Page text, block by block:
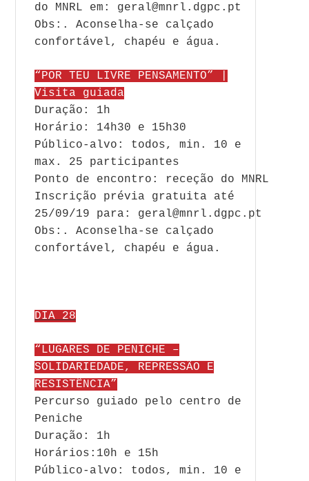
do MNRL em: geral@mnrl.dgpc.pt
Obs:. Aconselha-se calçado
confortável, chapéu e água.
“POR TEU LIVRE PENSAMENTO” |
Visita guiada
Duração: 1h
Horário: 14h30 e 15h30
Público-alvo: todos, min. 10 e
max. 25 participantes
Ponto de encontro: receção do MNRL
Inscrição prévia gratuita até
25/09/19 para: geral@mnrl.dgpc.pt
Obs:. Aconselha-se calçado
confortável, chapéu e água.
DIA 28
“LUGARES DE PENICHE –
SOLIDARIEDADE, REPRESSÃO E
RESISTÊNCIA”
Percurso guiado pelo centro de
Peniche
Duração: 1h
Horários:10h e 15h
Público-alvo: todos, min. 10 e